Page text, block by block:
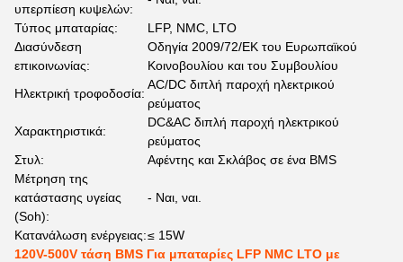
υπερπίεση κυψελών:
Τύπος μπαταρίας:
LFP, NMC, LTO
Διασύνδεση
επικοινωνίας:
Οδηγία 2009/72/ΕΚ του Ευρωπαϊκού
Κοινοβουλίου και του Συμβουλίου
Ηλεκτρική τροφοδοσία:
AC/DC διπλή παροχή ηλεκτρικού
ρεύματος
Χαρακτηριστικά:
DC&AC διπλή παροχή ηλεκτρικού
ρεύματος
Στυλ:
Αφέντης και Σκλάβος σε ένα BMS
Μέτρηση της
κατάστασης υγείας
(Soh):
- Ναι, ναι.
Κατανάλωση ενέργειας:≤ 15W
120V-500V τάση BMS Για μπαταρίες LFP NMC LTO με